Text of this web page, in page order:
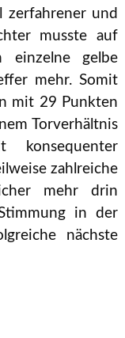
zerfahrener und
musste auf
einzelne gelbe
mehr. Somit
mit 29 Punkten
Torverhältnis
zahlreiche
mehr drin
in der
nächste